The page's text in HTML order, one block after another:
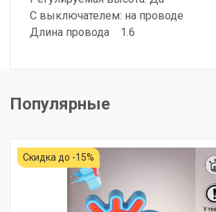
С выключателем: на проводе
Длина провода 1.6
Популярные
Скидка до -15%